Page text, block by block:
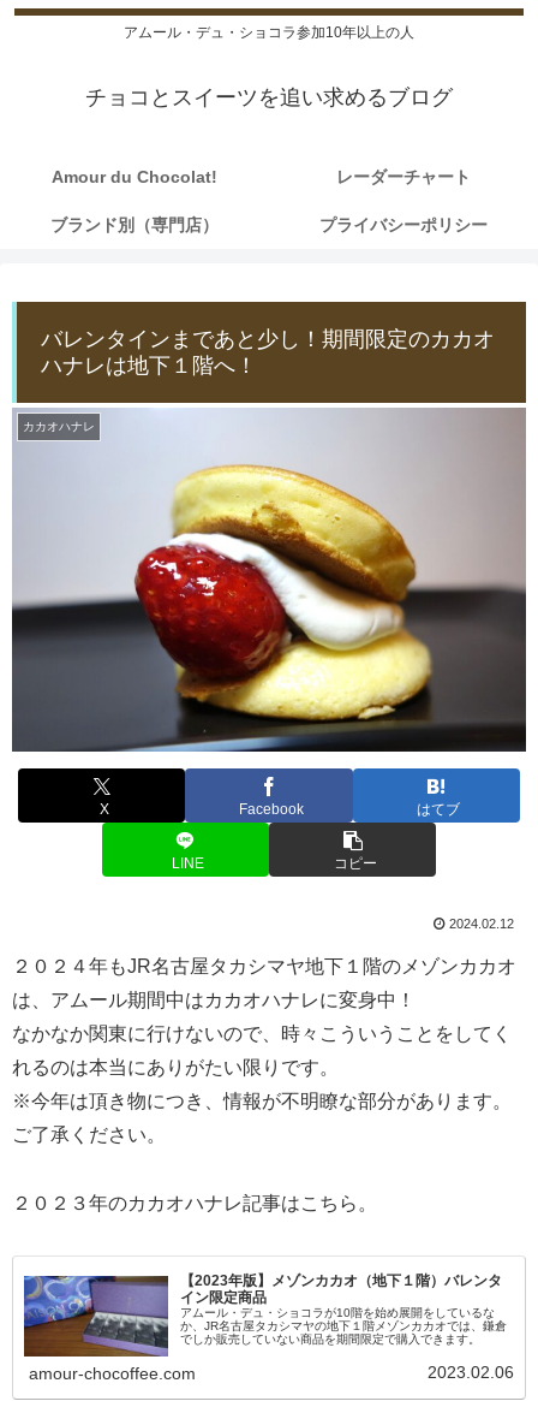
アムール・デュ・ショコラ参加10年以上の人
チョコとスイーツを追い求めるブログ
Amour du Chocolat! レーダーチャート
ブランド別（専門店） プライバシーポリシー
バレンタインまであと少し！期間限定のカカオ
ハナレは地下１階へ！
カカオハナレ
X Facebook はてブ
LINE コピー
2024.02.12
２０２４年もJR名古屋タカシマヤ地下１階のメゾンカカオ
は、アムール期間中はカカオハナレに変身中！
なかなか関東に行けないので、時々こういうことをしてく
れるのは本当にありがたい限りです。
※今年は頂き物につき、情報が不明瞭な部分があります。
ご了承ください。
２０２３年のカカオハナレ記事はこちら。
【2023年版】メゾンカカオ（地下１階）バレンタ
イン限定商品
アムール・デュ・ショコラが10階を始め展開をしているな
か、JR名古屋タカシマヤの地下１階メゾンカカオでは、鎌倉
でしか販売していない商品を期間限定で購入できます。
amour-chocoffee.com 2023.02.06